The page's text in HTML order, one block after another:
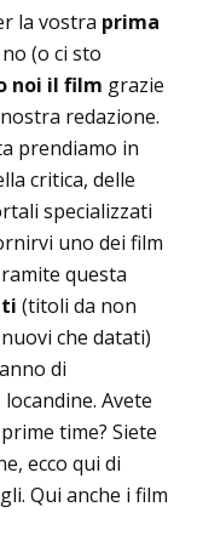
la vostra prima
(o ci sto
noi il film grazie
redazione.
prendiamo in
critica, delle
specializzati
uno dei film
questa
(titoli da non
che datati)
di
Avete
time? Siete
ecco qui di
Qui anche i film